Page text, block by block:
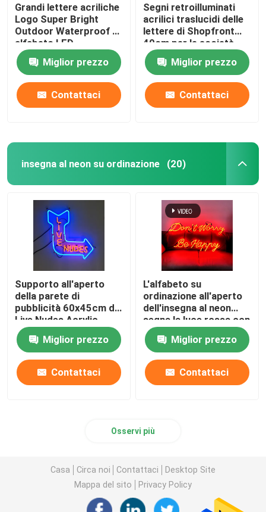
Grandi lettere acriliche
Logo Super Bright
Outdoor Waterproof di
alfabeto LED
Miglior prezzo
Contattaci
Segni retroilluminati
acrilici traslucidi delle
lettere di Shopfront
40cm per le società
Miglior prezzo
Contattaci
insegna al neon su ordinazione (20)
Supporto all'aperto
della parete di
pubblicità 60x45cm di
Live Nudes Acrylic
Neon Sign
Miglior prezzo
Contattaci
L'alfabeto su
ordinazione all'aperto
dell'insegna al neon
segna la luce rossa con
lettere 12VDC
Miglior prezzo
Contattaci
Osservi più
Casa Circa noi Contattaci
Desktop Site
Mappa del sito
Privacy Policy